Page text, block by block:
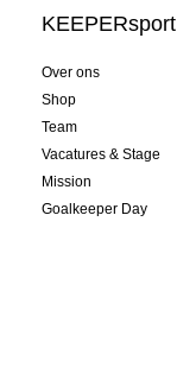
KEEPERsport
Over ons
Shop
Team
Vacatures & Stage
Mission
Goalkeeper Day